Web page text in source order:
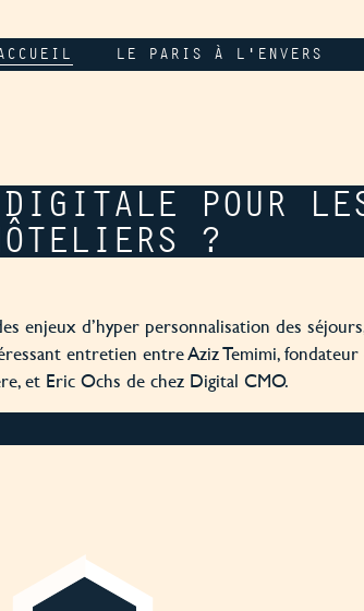
LE PARIS À L'ENVERS
POUR
?
enjeux d’hyper personnalisation des
entretien entre Aziz Temimi, fondateur
et Eric Ochs de chez Digital CMO.